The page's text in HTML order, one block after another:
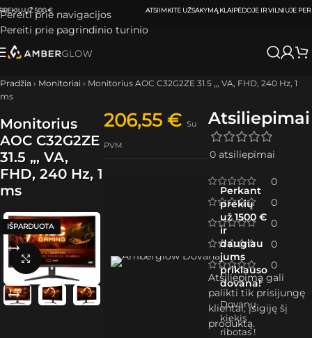
Pereiti prie navigacijos
Pereiti prie pagrindinio turinio
ATSIIMKITE UŽSAKYMĄ KLAIPĖDOJE IR VILNIUJEPER0-3 DARBO DIENAS.
Pradžia › Monitoriai › Monitorius AOC C32G2ZE 31.5 „, VA, FHD, 240 Hz, 1
ms
Monitorius
AOC C32G2ZE
31.5 „, VA,
FHD, 240 Hz, 1
ms
IŠPARDUOTA
Spustelėkite, kad padidintumėte
206,55€ Su
PVM
Perkant
prekių
už 1500 €
ir
daugiau
jums
priklauso
dovana!
Dovanų
kiekis
ribotas !
Atsiliepimai
0 atsiliepimai
0
0
0
0
0
Atsiliepimą gali
palikti tik prisijungę
klientai, įsigiję šį
produktą.